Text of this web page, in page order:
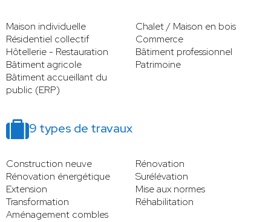
Maison individuelle
Chalet / Maison en bois
Résidentiel collectif
Commerce
Hôtellerie - Restauration
Bâtiment professionnel
Bâtiment agricole
Patrimoine
Bâtiment accueillant du
public (ERP)
9 types de travaux
Construction neuve
Rénovation
Rénovation énergétique
Surélévation
Extension
Mise aux normes
Transformation
Réhabilitation
Aménagement combles